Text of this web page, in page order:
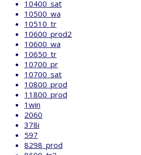
10400_sat
10500_wa
10510_tr
10600_prod2
10600_wa
10650_tr
10700_pr
10700_sat
10800_prod
11800_prod
1win
2060
378i
597
8298_prod